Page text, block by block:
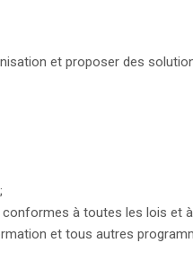
et proposer des
à toutes les lois et
et tous autres